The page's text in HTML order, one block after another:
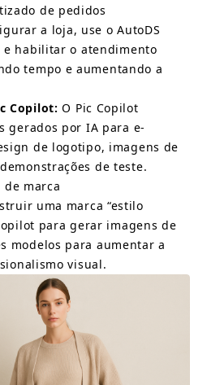
de pedidos
a loja, use o AutoDS
habilitar o atendimento
tempo e aumentando a
Copilot: O Pic Copilot
gerados por IA para e-
de logotipo, imagens de
de teste.
de marca
uma marca “estilo
para gerar imagens de
modelos para aumentar a
visual.